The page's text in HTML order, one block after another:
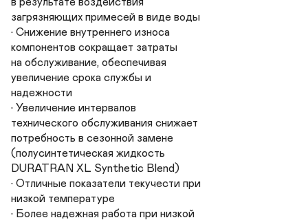
загрязняющих примесей в виде воды
• Снижение внутреннего износа
компонентов сокращает затраты
на обслуживание, обеспечивая
увеличение срока службы и
надежности
• Увеличение интервалов
технического обслуживания снижает
потребность в сезонной замене
(полусинтетическая жидкость
DURATRAN XL Synthetic Blend)
• Отличные показатели текучести при
низкой температуре
• Более надежная работа при низкой